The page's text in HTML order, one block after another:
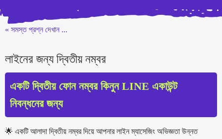
« সমস্ত প্রশ্ন দেখান ...
লাইনের জন্য দ্বিতীয় নম্বর
একটি দ্বিতীয় ফোন নম্বর কিনুন LINE একাউন্ট
নিবন্ধনের জন্য
🌟 একটি আলাদা দ্বিতীয় নম্বর দিয়ে আপনার লাইন ম্যাসেজিং অভিজ্ঞতা উন্নত